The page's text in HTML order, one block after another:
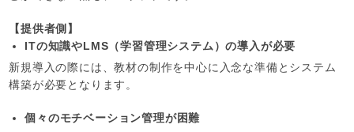
【提供者側】
ITの知識やLMS（学習管理システム）の導入が必要
新規導入の際には、教材の制作を中心に入念な準備とシステム
構築が必要となります。
個々のモチベーション管理が困難